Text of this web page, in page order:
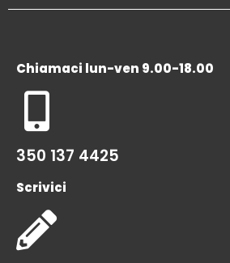
Chiamaci lun-ven 9.00-18.00
350 137 4425
Scrivici